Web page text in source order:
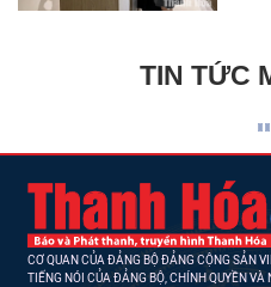
TIN TỨC
CƠ QUAN CỦA ĐẢNG BỘ ĐẢNG CỘNG SẢN
TIẾNG NÓI CỦA ĐẢNG BỘ, CHÍNH QUYỀN